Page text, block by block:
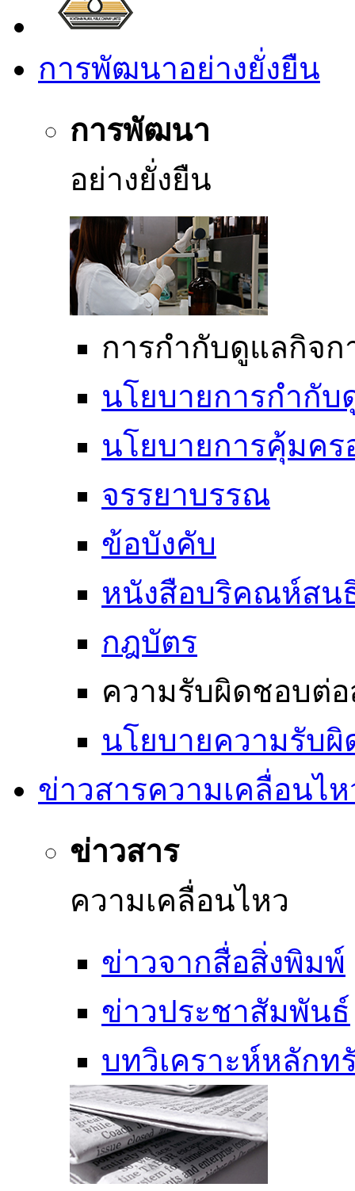
การพัฒนาอย่างยั่งยืน
การพัฒนา
อย่างยั่งยืน
การกำกับดูแลกิจก
นโยบายการกำกั
นโยบายการคุ้มค
จรรยาบรรณ
ข้อบังคับ
หนังสือบริคณห์สน
กฎบัตร
ความรับผิดชอบต่
นโยบายความรับ
ข่าวสารความเคลื่อนไ
ข่าวสาร
ความเคลื่อนไหว
ข่าวจากสื่อสิ่งพิมพ์
ข่าวประชาสัมพันธ์
บทวิเคราะห์หลักท